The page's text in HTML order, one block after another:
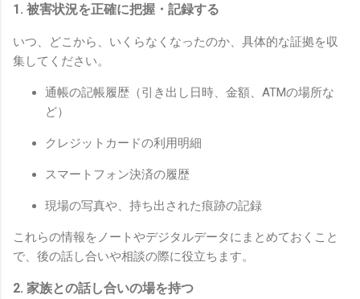
1. 被害状況を正確に把握・記録する
いつ、どこから、いくらなくなったのか、具体的な証拠を収
集してください。
通帳の記帳履歴（引き出し日時、金額、ATMの場所な
ど）
クレジットカードの利用明細
スマートフォン決済の履歴
現場の写真や、持ち出された痕跡の記録
これらの情報をノートやデジタルデータにまとめておくこと
で、後の話し合いや相談の際に役立ちます。
2. 家族との話し合いの場を持つ